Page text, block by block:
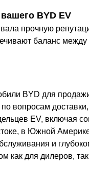
BYD EV
прочную
баланс
BYD для
вопросам
EV, включая
в Южной
и
как для дилеров,